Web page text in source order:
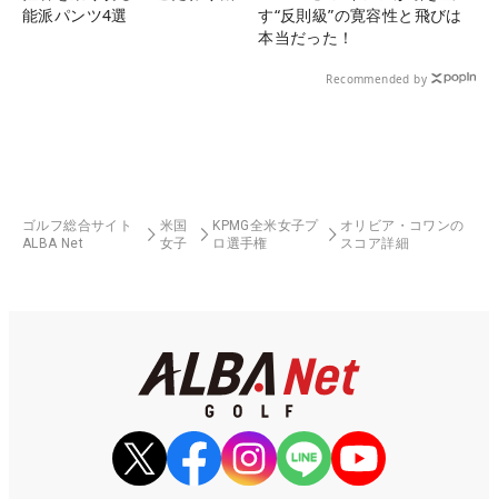
能派パンツ4選
す“反則級”の寛容性と飛びは
本当だった！
Recommended by
ゴルフ総合サイト
ALBA Net
米国
女子
KPMG全米女子プ
ロ選手権
オリビア・コワンの
スコア詳細